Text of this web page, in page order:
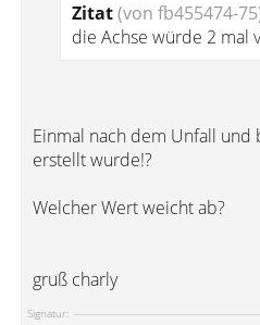
Zitat(von fb455474-
die Achse würde 2 mal
Einmal nach dem Unfall und
erstellt wurde!?
Welcher Wert weicht ab?
gruß charly
Signatur: